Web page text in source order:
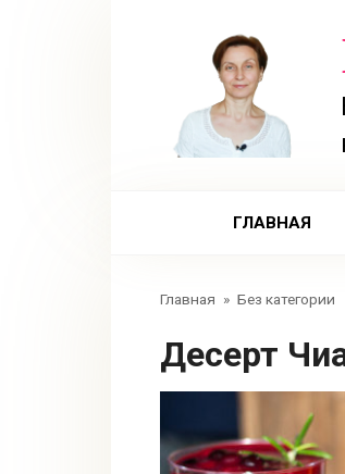
ГЛАВНАЯ
Главная » Без категории
Десерт